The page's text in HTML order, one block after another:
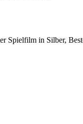
Spielfilm in Silber,